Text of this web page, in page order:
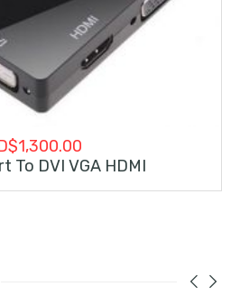
1,300.00
To DVI VGA HDMI